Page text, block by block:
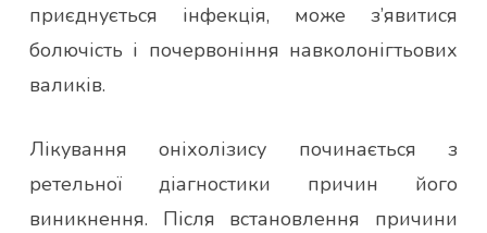
приєднується інфекція, може з’явитися
болючість і почервоніння навколонігтьових
валиків.
Лікування оніхолізису починається з
ретельної діагностики причин його
виникнення. Після встановлення причини